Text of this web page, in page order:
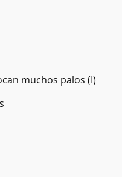
muchos palos (I)